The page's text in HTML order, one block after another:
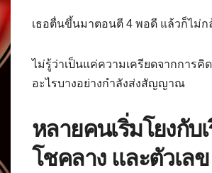
เธอตื่นขึ้นมาตอนตี 4 พอดี แล้วก็ไม่
ไม่รู้ว่าเป็นแค่ความเครียดจากการคิ
อะไรบางอย่างกำลังส่งสัญญาณ
หลายคนเริ่มโยงกับ
โชคลาง และตัวเลข